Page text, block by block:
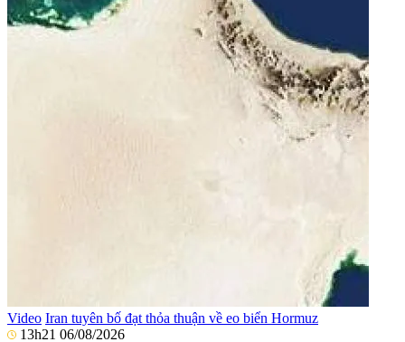
Video Iran tuyên bố đạt thỏa thuận về eo biển Hormuz
13h21 06/08/2026